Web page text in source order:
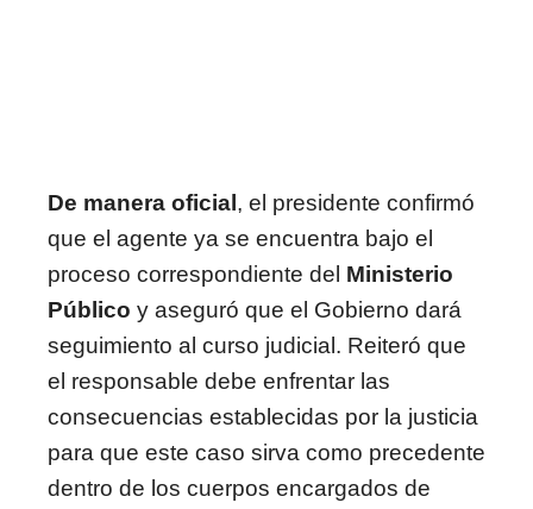
De manera oficial , el presidente confirmó
que el agente ya se encuentra bajo el
proceso correspondiente del Ministerio
Público y aseguró que el Gobierno dará
seguimiento al curso judicial. Reiteró que
el responsable debe enfrentar las
consecuencias establecidas por la justicia
para que este caso sirva como precedente
dentro de los cuerpos encargados de